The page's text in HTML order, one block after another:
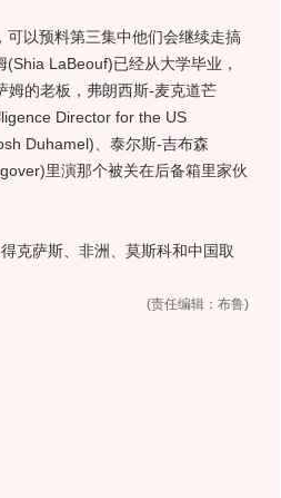
以预料第三集中他们会继续走搞
LaBeouf)已经从大学毕业，
姆的老板，弗朗西斯-麦克道芒
Director for the US
Duhamel)、泰尔斯-吉布森
里演那个被关在后备箱里家伙
萨斯、非洲、莫斯科和中国取
(责任编辑：布鲁)